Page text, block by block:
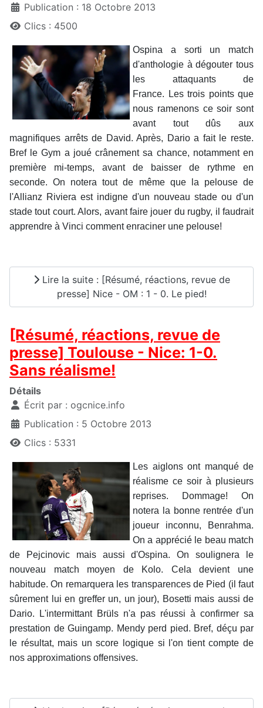
Publication : 18 Octobre 2013
Clics : 4500
Ospina a sorti un match
d'anthologie à dégouter tous
les attaquants de
France. Les trois points que
nous ramenons ce soir sont
avant tout dûs aux
magnifiques arrêts de David. Après, Dario a fait le reste.
Bref le Gym a joué crânement sa chance, notamment en
première mi-temps, avant de baisser de rythme en
seconde. On notera tout de même que la pelouse de
l'Allianz Riviera est indigne d'un nouveau stade ou d'un
stade tout court. Alors, avant faire jouer du rugby, il faudrait
apprendre à Vinci comment enraciner une pelouse!
Lire la suite : [Résumé, réactions, revue de
presse] Nice - OM : 1 - 0. Le pied!
[Résumé, réactions, revue de
presse] Toulouse - Nice: 1-0.
Sans réalisme!
Détails
Écrit par : ogcnice.info
Publication : 5 Octobre 2013
Clics : 5331
Les aiglons ont manqué de
réalisme ce soir à plusieurs
reprises. Dommage! On
notera la bonne rentrée d'un
joueur inconnu, Benrahma.
On a apprécié le beau match
de Pejcinovic mais aussi d'Ospina. On soulignera le
nouveau match moyen de Kolo. Cela devient une
habitude. On remarquera les transparences de Pied (il faut
sûrement lui en greffer un, un jour), Bosetti mais aussi de
Dario. L'intermittant Brüls n'a pas réussi à confirmer sa
prestation de Guingamp. Mendy perd pied. Bref, déçu par
le résultat, mais un score logique si l'on tient compte de
nos approximations offensives.